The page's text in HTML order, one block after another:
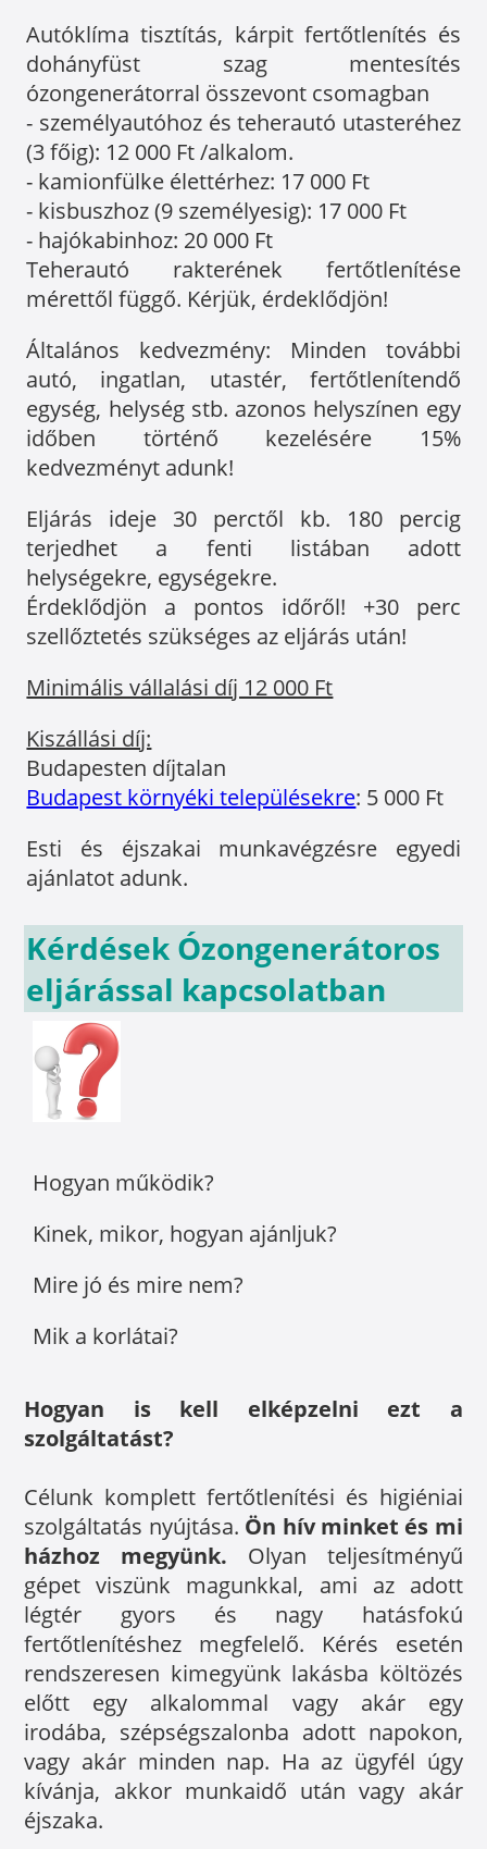
Autóklíma tisztítás, kárpit fertőtlenítés és
dohányfüst szag mentesítés
ózongenerátorral összevont csomagban
- személyautóhoz és teherautó utasteréhez
(3 főig): 12 000 Ft /alkalom.
- kamionfülke élettérhez: 17 000 Ft
- kisbuszhoz (9 személyesig): 17 000 Ft
- hajókabinhoz: 20 000 Ft
Teherautó rakterének fertőtlenítése
mérettől függő. Kérjük, érdeklődjön!
Általános kedvezmény: Minden további
autó, ingatlan, utastér, fertőtlenítendő
egység, helység stb. azonos helyszínen egy
időben történő kezelésére 15%
kedvezményt adunk!
Eljárás ideje 30 perctől kb. 180 percig
terjedhet a fenti listában adott
helységekre, egységekre.
Érdeklődjön a pontos időről! +30 perc
szellőztetés szükséges az eljárás után!
Minimális vállalási díj 12 000 Ft
Kiszállási díj:
Budapesten díjtalan
Budapest környéki településekre: 5 000 Ft
Esti és éjszakai munkavégzésre egyedi
ajánlatot adunk.
Kérdések Ózongenerátoros
eljárással kapcsolatban
Hogyan működik?
Kinek, mikor, hogyan ajánljuk?
Mire jó és mire nem?
Mik a korlátai?
Hogyan is kell elképzelni ezt a
szolgáltatást?
Célunk komplett fertőtlenítési és higiéniai
szolgáltatás nyújtása. Ön hív minket és mi
házhoz megyünk. Olyan teljesítményű
gépet viszünk magunkkal, ami az adott
légtér gyors és nagy hatásfokú
fertőtlenítéshez megfelelő. Kérés esetén
rendszeresen kimegyünk lakásba költözés
előtt egy alkalommal vagy akár egy
irodába, szépségszalonba adott napokon,
vagy akár minden nap. Ha az ügyfél úgy
kívánja, akkor munkaidő után vagy akár
éjszaka.